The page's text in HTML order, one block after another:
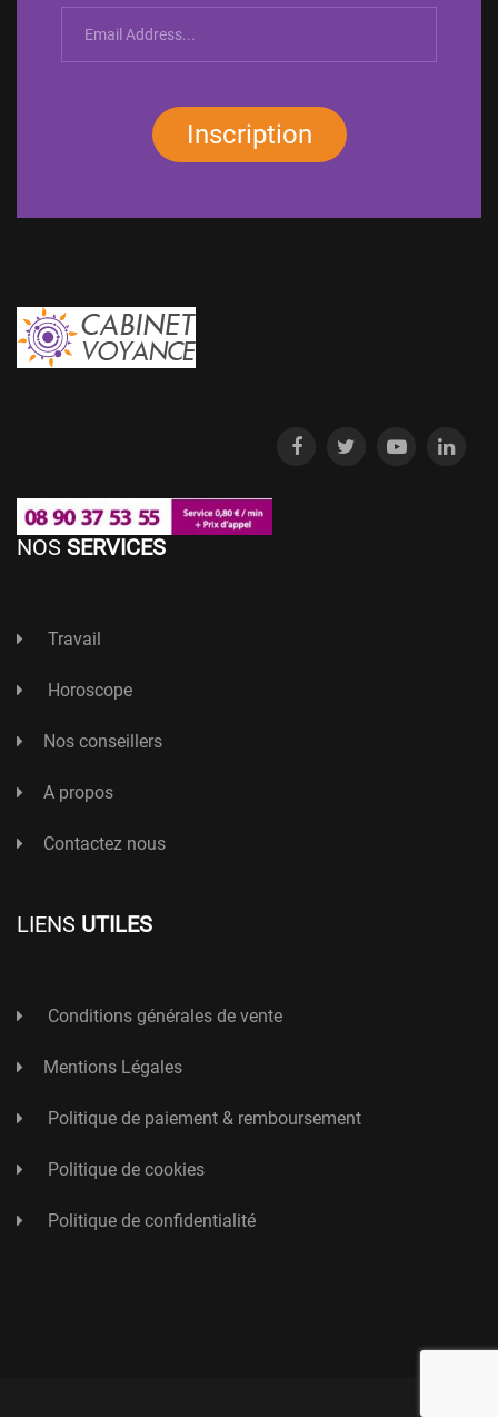
Inscription
NOS SERVICES
Travail
Horoscope
Nos conseillers
A propos
Contactez nous
LIENS UTILES
Conditions générales de vente
Mentions Légales
Politique de paiement & remboursement
Politique de cookies
Politique de confidentialité